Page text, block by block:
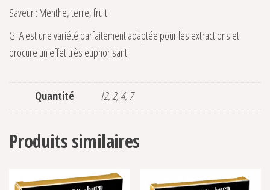
Saveur : Menthe, terre, fruit
GTA est une variété parfaitement adaptée pour les extractions et
procure un effet très euphorisant.
Quantité 12, 2, 4, 7
Produits similaires